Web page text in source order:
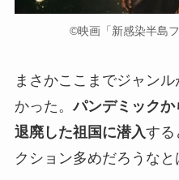
©︎映画「新感染半島
まさかここまでジャン
かった。パンデミックか
退廃した祖国に潜入する
クション多めだろうなと